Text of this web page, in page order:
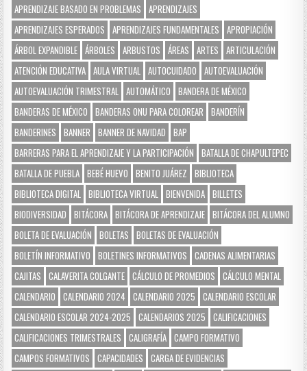
APRENDIZAJE BASADO EN PROBLEMAS
APRENDIZAJES
APRENDIZAJES ESPERADOS
APRENDIZAJES FUNDAMENTALES
APROPIACIÓN
ÁRBOL EXPANDIBLE ÁRBOLES ARBUSTOS ÁREAS ARTES
ARTICULACIÓN
ATENCIÓN EDUCATIVA AULA VIRTUAL AUTOCUIDADO
AUTOEVALUACIÓN
AUTOEVALUACIÓN TRIMESTRAL AUTOMÁTICO
BANDERA DE MÉXICO
BANDERAS DE MÉXICO
BANDERAS ONU PARA COLOREAR
BANDERÍN
BANDERINES
BANNER BANNER DE NAVIDAD
BAP
BARRERAS PARA EL APRENDIZAJE Y LA PARTICIPACIÓN
BATALLA DE CHAPULTEPEC
BATALLA DE PUEBLA BEBÉ HUEVO BENITO JUÁREZ
BIBLIOTECA
BIBLIOTECA DIGITAL BIBLIOTECA VIRTUAL BIENVENIDA BILLETES
BIODIVERSIDAD
BITÁCORA BITÁCORA DE APRENDIZAJE BITÁCORA DEL ALUMNO
BOLETA DE EVALUACIÓN
BOLETAS
BOLETAS DE EVALUACIÓN
BOLETÍN INFORMATIVO
BOLETINES INFORMATIVOS
CADENAS ALIMENTARIAS
CAJITAS
CALAVERITA COLGANTE CÁLCULO DE PROMEDIOS
CÁLCULO MENTAL
CALENDARIO
CALENDARIO 2024 CALENDARIO 2025
CALENDARIO ESCOLAR
CALENDARIO ESCOLAR 2024-2025
CALENDARIOS 2025
CALIFICACIONES
CALIFICACIONES TRIMESTRALES
CALIGRAFÍA CAMPO FORMATIVO
CAMPOS FORMATIVOS
CAPACIDADES
CARGA DE EVIDENCIAS